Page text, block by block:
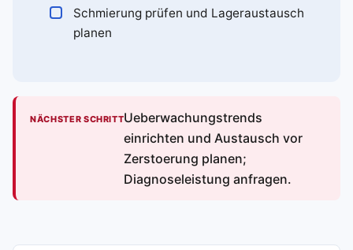
Schmierung prüfen und Lageraustausch
planen
NÄCHSTER SCHRITTUeberwachungstrends
einrichten und Austausch vor
Zerstoerung planen;
Diagnoseleistung anfragen.